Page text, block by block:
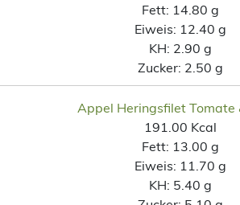
Fett: 14.80 g
Eiweis: 12.40 g
KH: 2.90 g
Zucker: 2.50 g
Appel Heringsfilet Tomate
191.00 Kcal
Fett: 13.00 g
Eiweis: 11.70 g
KH: 5.40 g